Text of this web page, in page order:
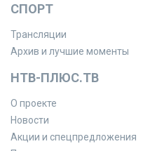
СПОРТ
Трансляции
Архив и лучшие моменты
НТВ-ПЛЮС.ТВ
О проекте
Новости
Акции и спецпредложения